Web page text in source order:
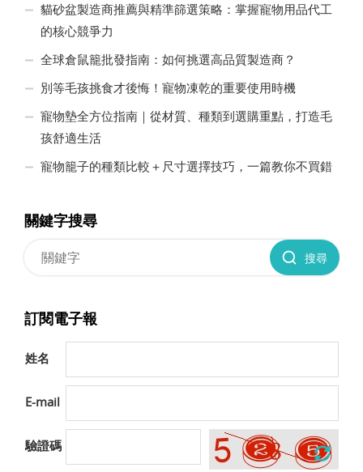
貓砂盆製造商推薦與精準篩選策略：掌握寵物用品代工
的核心競爭力
全球倉鼠籠批發指南：如何挑選高品質製造商？
別等毛孩挑食才後悔！寵物凍乾的重要使用時機
寵物墊全方位指南｜從材質、種類到選購重點，打造毛
孩舒適生活
寵物籠子的種類比較＋尺寸選擇技巧，一篇教你不買錯
關鍵字搜尋
搜尋
訂閱電子報
姓名
E-mail
驗證碼